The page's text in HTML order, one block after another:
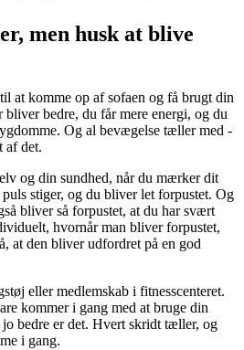
men husk at blive
at komme op af sofaen og få brugt din
bedre, du får mere energi, og du
Og al bevægelse tæller med -
af det.
og din sundhed, når du mærker dit
stiger, og du bliver let forpustet. Og
bliver så forpustet, at du har svært
hvornår man bliver forpustet,
at den bliver udfordret på en god
eller medlemskab i fitnesscenteret.
kommer i gang med at bruge din
bedre er det. Hvert skridt tæller, og
i gang.